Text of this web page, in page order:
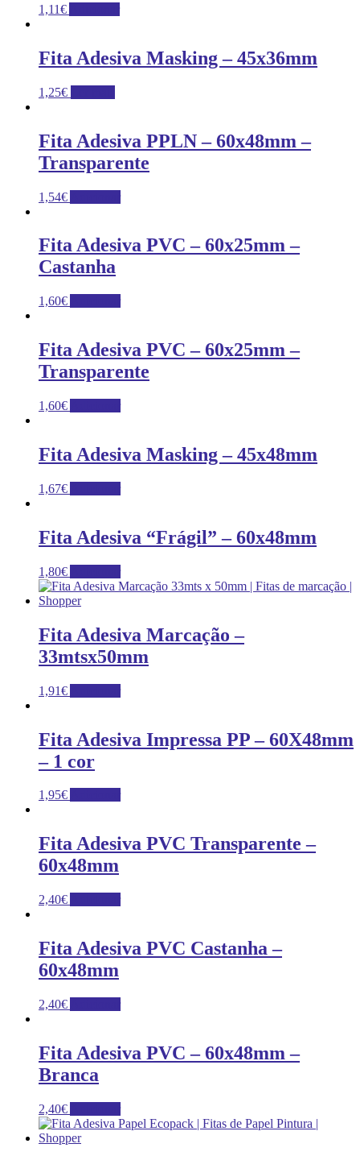
1,11€
Fita Adesiva Masking – 45x36mm
1,25€
Fita Adesiva PPLN – 60x48mm –
Transparente
1,54€
Fita Adesiva PVC – 60x25mm –
Castanha
1,60€
Fita Adesiva PVC – 60x25mm –
Transparente
1,60€
Fita Adesiva Masking – 45x48mm
1,67€
Fita Adesiva “Frágil” – 60x48mm
1,80€
Fita Adesiva Marcação –
33mtsx50mm
1,91€
Fita Adesiva Impressa PP – 60X48mm
– 1 cor
1,95€
Fita Adesiva PVC Transparente –
60x48mm
2,40€
Fita Adesiva PVC Castanha –
60x48mm
2,40€
Fita Adesiva PVC – 60x48mm –
Branca
2,40€